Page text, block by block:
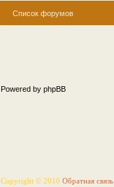
Список форумов
Powered by phpBB
Copyright © 2010 Обратная связь